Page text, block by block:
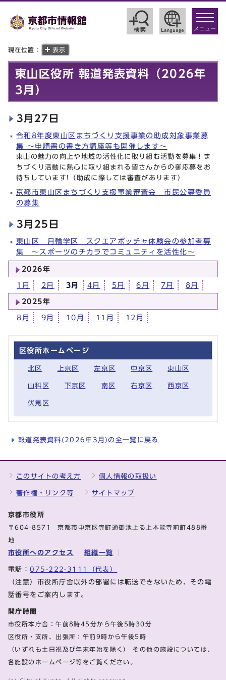
toggle
メニュー
現在位置： 表示
東山区役所 報道発表資料（2026年
3月）
3月27日
令和8年度東山区まちづくり支援事業の助成対象事業募
集 〜申請書の書き方講座等も開催します〜
東山の魅力の向上や地域の活性化に取り組む活動を募集！ま
ちづくり活動に熱心に取り組まれる皆さんからの御応募をお
待ちしています!（助成に際しては審査があります）
京都市東山区まちづくり支援事業審査会 市民公募委員
の募集
3月25日
東山区 月輪学区 スクエアボッチャ体験会の参加者募
集 〜スポーツのチカラでコミュニティを活性化〜
2026年
1月 2月 3月 4月 5月 6月 7月 8月
2025年
8月 9月 10月 11月 12月
区役所ホームページ
北区 上京区 左京区 中京区 東山区
山科区 下京区 南区 右京区 西京区
伏見区
報道発表資料(2026年3月)の全一覧に戻る
このサイトの考え方 個人情報の取扱い
著作権・リンク等 サイトマップ
京都市役所
〒604-8571 京都市中京区寺町通御池上る上本能寺前町488番
地
市役所へのアクセス 組織一覧
電話：075-222-3111（代表）
（注意）市役所庁舎以外の部署には転送できないため、その電
話番号をご案内します。
開庁時間
市役所本庁舎：午前8時45分から午後5時30分
区役所・支所、出張所：午前9時から午後5時
（いずれも土日祝及び年末年始を除く） その他の施設については、
各施設のホームページ等をご覧ください。